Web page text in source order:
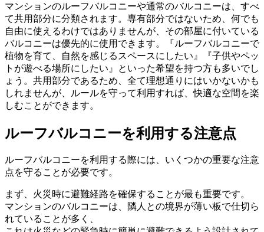
マンションのルーフバルコニーや通常のバルコニーは、すべ
て共用部分に分類されます。専有部分ではないため、何でも
自由に使えるわけではありませんが、その部屋に付いている
バルコニーは優先的に使用できます。『ルーフバルコニーで
植物を育て、自然を感じるスペースにしたい』『子供やペッ
トが遊べる場所にしたい』といった希望を持つ方も多いでし
ょう。共用部分であるため、全て理想通りにはいかないかも
しれませんが、ルールを守って利用すれば、快適な空間を楽
しむことができます。
ルーフバルコニーを利用する注意点
ルーフバルコニーを利用する際には、いくつかの重要な注意
点を守ることが必要です。
まず、火災時に避難経路を確保することが最も重要です。
マンションのバルコニーは、隣人との境界が薄い板で仕切ら
れていることが多く、